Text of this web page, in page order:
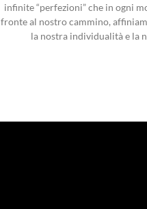
infinite “perfezioni” che in ogni
fronte al nostro cammino,
la nostra individualità e la